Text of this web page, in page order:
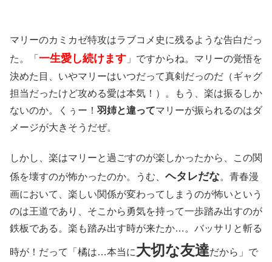
マリーのカミカゼ特攻はラブコメ史に残るような告白だっ
た。「 一生愛し続けます 」ですからね。マリーの覚悟を
決めた目、いやマリーはいつだって真剣だっのだ（ギャグ
担当だったけど攻める愛は本気！）。もう、楽は振るしか
ないのか。くぅー！ 羽姉と違ってマリーが振られるのはダ
メージが大きそうだぜ。
しかし、楽はマリーと過ごすのが楽しかったから、この関
係を壊すのが怖かったのか。うむ、 ヘタレだな。青春漫
画において、楽しい関係が変わってしまうのが怖いという
のは王道であり、そこから勇気を持って一歩踏み出すのが
鉄板である。楽も踏み出す時が来たか…。バッサリと斬る
時が！だって「橘は…本当に大切な友達だから」で